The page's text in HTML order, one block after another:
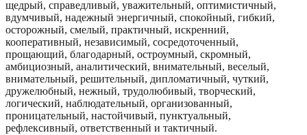
щедрый, справедливый, уважительный, оптимистичный,
вдумчивый, надежный энергичный, спокойный, гибкий,
осторожный, смелый, практичный, искренний,
кооперативный, независимый, сосредоточенный,
прощающий, благодарный, остроумный, скромный,
амбициозный, аналитический, внимательный, веселый,
внимательный, решительный, дипломатичный, чуткий,
дружелюбный, нежный, трудолюбивый, творческий,
логический, наблюдательный, организованный,
проницательный, настойчивый, пунктуальный,
рефлексивный, ответственный и тактичный.